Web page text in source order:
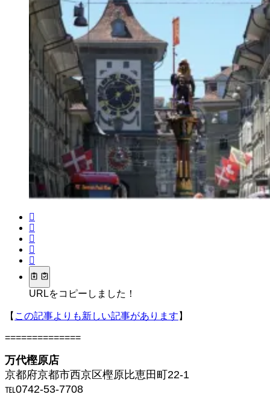
URLをコピーしました！
【 この記事よりも新しい記事があります 】
==============
万代樫原店
京都府京都市西京区樫原比恵田町22-1
℡0742-53-7708